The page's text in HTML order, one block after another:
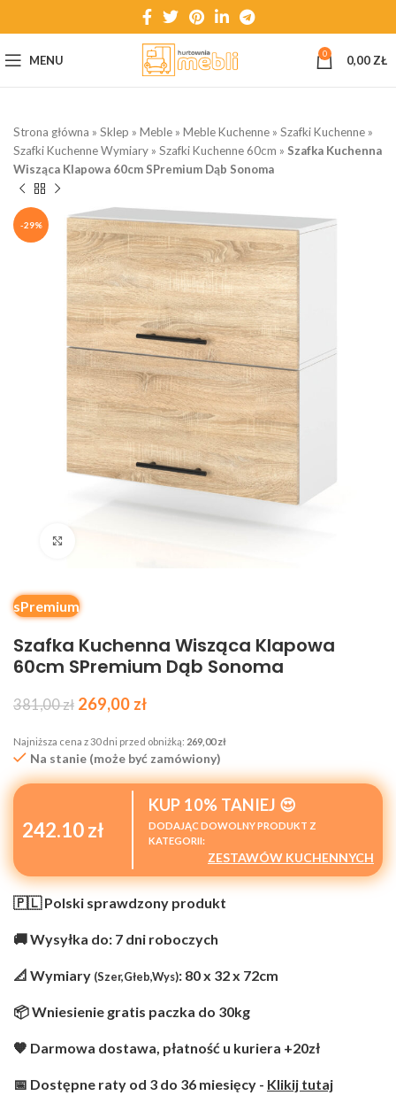
MENU 0 0,00 ZŁ
Strona główna » Sklep » Meble » Meble Kuchenne » Szafki Kuchenne »
Szafki Kuchenne Wymiary » Szafki Kuchenne 60cm » Szafka Kuchenna
Wisząca Klapowa 60cm SPremium Dąb Sonoma
-29%
sPremium
Szafka Kuchenna Wisząca Klapowa
60cm SPremium Dąb Sonoma
381,00zł 269,00 zł
Najniższa cena z 30 dni przed obniżką: 269,00zł
Na stanie (może być zamówiony)
242.10 zł
KUP 10% TANIEJ 😍
DODAJĄC DOWOLNY PRODUKT Z
KATEGORII:
ZESTAWÓW KUCHENNYCH
🇵🇱 Polski sprawdzony produkt
🚚 Wysyłka do: 7 dni roboczych
📐 Wymiary (Szer,Głeb,Wys): 80 x 32 x 72cm
📦 Wniesienie gratis paczka do 30kg
🧡 Darmowa dostawa, płatność u kuriera +20zł
📅 Dostępne raty od 3 do 36 miesięcy - Klikij tutaj